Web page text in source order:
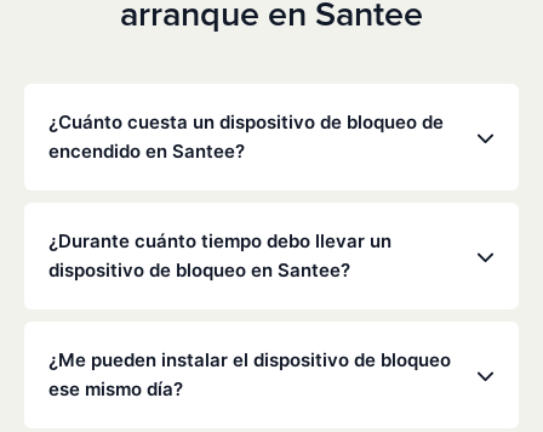
arranque en Santee
¿Cuánto cuesta un dispositivo de bloqueo de
encendido en Santee?
concreta, pero Low Cost Interlock ofrece tarifas
mensuales competitivas sin gastos ocultos. Ponte
de los clientes pagan entre 70 y 100 dólares al mes,
incluyendo la supervisión y la calibración.
¿Durante cuánto tiempo debo llevar un
dispositivo de bloqueo en Santee?
dispositivo de bloqueo la determinan el
Departamento de Vehículos Motorizados (DMV) de
¿Me pueden instalar el dispositivo de bloqueo
ese mismo día?